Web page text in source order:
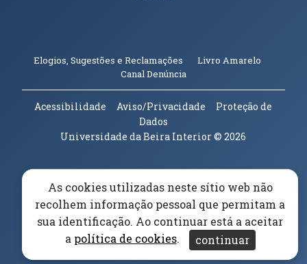
Elogios, Sugestões e Reclamações Livro Amarelo
Canal Denúncia(abre em nova janela)
Acessibilidade Aviso/Privacidade
Proteção de
Dados
Universidade da Beira Interior© 2026
Parceiros e Financiadores
(abre em nova janela)
(abre em nova janela)
As cookies utilizadas neste sítio web não
recolhem informação pessoal que permitam a
sua identificação. Ao continuar está a aceitar
a política de cookies. continuar